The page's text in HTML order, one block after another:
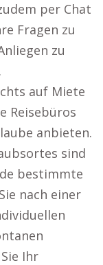
per Chat
Fragen zu
zu
auf Miete
Reisebüros
anbieten.
sind
bestimmte
nach einer
Ihr